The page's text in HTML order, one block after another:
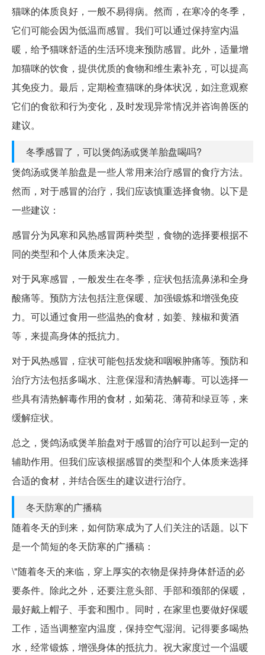
猫咪的体质良好，一般不易得病。然而，在寒冷的冬季，
它们可能会因为低温而感冒。我们可以通过保持室内温
暖，给予猫咪舒适的生活环境来预防感冒。此外，适量增
加猫咪的饮食，提供优质的食物和维生素补充，可以提高
其免疫力。最后，定期检查猫咪的身体状况，如注意观察
它们的食欲和行为变化，及时发现异常情况并咨询兽医的
建议。
冬季感冒了，可以煲鸽汤或煲羊胎盘喝吗?
煲鸽汤或煲羊胎盘是一些人常用来治疗感冒的食疗方法。
然而，对于感冒的治疗，我们应该慎重选择食物。以下是
一些建议：
感冒分为风寒和风热感冒两种类型，食物的选择要根据不
同的类型和个人体质来决定。
对于风寒感冒，一般发生在冬季，症状包括流鼻涕和全身
酸痛等。预防方法包括注意保暖、加强锻炼和增强免疫
力。可以通过食用一些温热的食材，如姜、辣椒和黄酒
等，来提高身体的抵抗力。
对于风热感冒，症状可能包括发烧和咽喉肿痛等。预防和
治疗方法包括多喝水、注意保湿和清热解毒。可以选择一
些具有清热解毒作用的食材，如菊花、薄荷和绿豆等，来
缓解症状。
总之，煲鸽汤或煲羊胎盘对于感冒的治疗可以起到一定的
辅助作用。但我们应该根据感冒的类型和个人体质来选择
合适的食材，并结合医生的建议进行治疗。
冬天防寒的广播稿
随着冬天的到来，如何防寒成为了人们关注的话题。以下
是一个简短的冬天防寒的广播稿：
\"随着冬天的来临，穿上厚实的衣物是保持身体舒适的必
要条件。除此之外，还要注意头部、手部和颈部的保暖，
最好戴上帽子、手套和围巾。同时，在家里也要做好保暖
工作，适当调整室内温度，保持空气湿润。记得要多喝热
水，经常锻炼，增强身体的抵抗力。祝大家度过一个温暖